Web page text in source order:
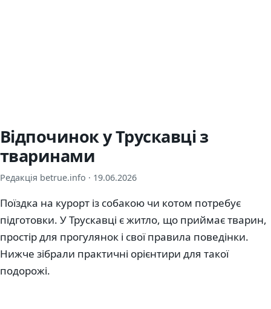
Відпочинок у Трускавці з
тваринами
Редакція betrue.info · 19.06.2026
Поїздка на курорт із собакою чи котом потребує
підготовки. У Трускавці є житло, що приймає тварин,
простір для прогулянок і свої правила поведінки.
Нижче зібрали практичні орієнтири для такої
подорожі.